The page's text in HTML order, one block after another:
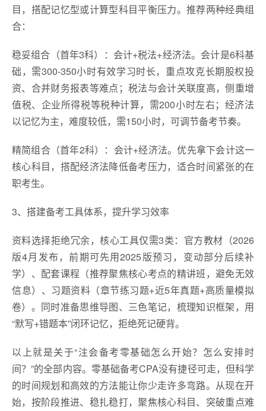
目，搭配记忆型或计算型科目平衡压力。推荐两种经典组
合：
稳妥组合（首年3科）：会计+税法+经济法。会计是6科基
础，需300-350小时有效学习时长，重点攻克长期股权投
资、合并财务报表等难点；税法与会计关联度高，侧重增
值税、企业所得税等税种计算，需200小时左右；经济法
以记忆为主，难度较低，需150小时，可调节备考节奏。
精简组合（首年2科）：会计+经济法。优先拿下会计这一
核心科目，搭配经济法降低备考压力，适合时间紧张的在
职考生。
3、搭建备考工具体系，提升学习效率
资料选择拒绝冗余，核心工具仅需3类：官方教材（2026
版4月发布，前期可先用2025版预习，变动部分后续补
学）、配套课程（推荐聚焦核心考点的精讲班，避免无效
信息）、习题资料（章节练习题+近5年真题+高质量模拟
卷）。同时准备思维导图、三色笔记，梳理知识框架，用
“默写+错题本”闭环记忆，拒绝死记硬背。
以上就是关于“注会备考零基础怎么开始？怎么安排时
间？”的全部内容。零基础备考CPA没有捷径可走，但科学
的时间规划和高效的方法能让你少走许多弯路。从现在开
始，按阶段推进、稳扎稳打，聚焦核心科目、突破重点难